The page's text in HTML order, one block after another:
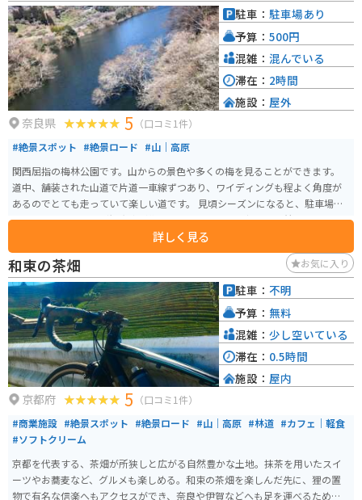
奈良県 5 （口コミ1件）
#絶景スポット #絶景ロード #山｜高原
関西屈指の梅林公園です。山からの景色や多くの梅を見ることができます。
道中、舗装された山道で片道一車線ずつあり、ワイディングも程よく角度が
あるのでとても走っていて楽しい道です。 見頃シーズンになると、駐車場に
停められなくなるほど観光客が集まるので、なるべく朝早く到着するように
した方がいいです。 駐車場も500〜1000円程の価格幅がありますので、安い
駐車場に停められるかどうかは運次第となります。
詳しく見る
駐車： 駐車場あり
予算： 500円
混雑： 混んでいる
滞在： 2時間
施設： 屋外
和束の茶畑 お気に入り
京都府 5 （口コミ1件）
#商業施設 #絶景スポット #絶景ロード #山｜高原 #林道 #カフェ｜軽食
#ソフトクリーム
京都を代表する、茶畑が所狭しと広がる自然豊かな土地。抹茶を用いたスイ
ーツやお蕎麦など、グルメも楽しめる。和束の茶畑を楽しんだ先に、狸の置
物で有名な信楽へもアクセスができ、奈良や伊賀などへも足を運べるため、
駐車： 不明
予算： 無料
混雑： 少し空いている
滞在： 0.5時間
施設： 屋内